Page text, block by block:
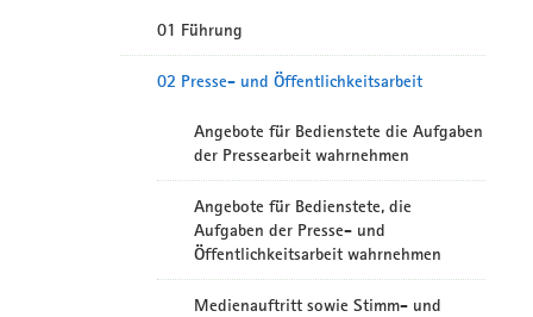
01 Führung
02 Presse- und Öffentlichkeitsarbeit
Angebote für Bedienstete die Aufgaben
der Pressearbeit wahrnehmen
Angebote für Bedienstete, die
Aufgaben der Presse- und
Öffentlichkeitsarbeit wahrnehmen
Medienauftritt sowie Stimm- und